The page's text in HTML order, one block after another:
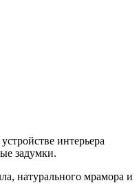
интерьера
задумки.
натурального мрамора и